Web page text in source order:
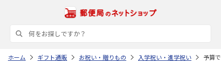
ホーム ギフト通販 お祝い・贈りもの 入学祝い・進学祝い 予算